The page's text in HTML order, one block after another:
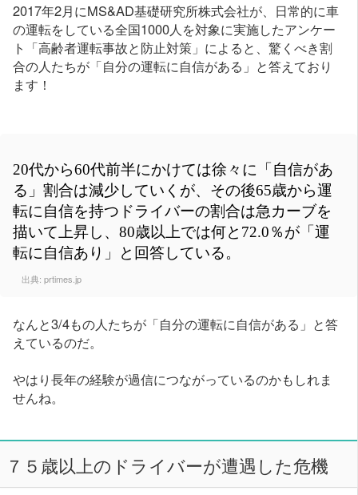
2017年2月にMS&AD基礎研究所株式会社が、日常的に車
の運転をしている全国1000人を対象に実施したアンケー
ト「高齢者運転事故と防止対策」によると、驚くべき割
合の人たちが「自分の運転に自信がある」と答えており
ます！
20代から60代前半にかけては徐々に「自信があ
る」割合は減少していくが、その後65歳から運
転に自信を持つドライバーの割合は急カーブを
描いて上昇し、80歳以上では何と72.0％が「運
転に自信あり」と回答している。
出典: prtimes.jp
なんと3/4もの人たちが「自分の運転に自信がある」と答
えているのだ。
やはり長年の経験が過信につながっているのかもしれま
せんね。
７５歳以上のドライバーが遭遇した危機